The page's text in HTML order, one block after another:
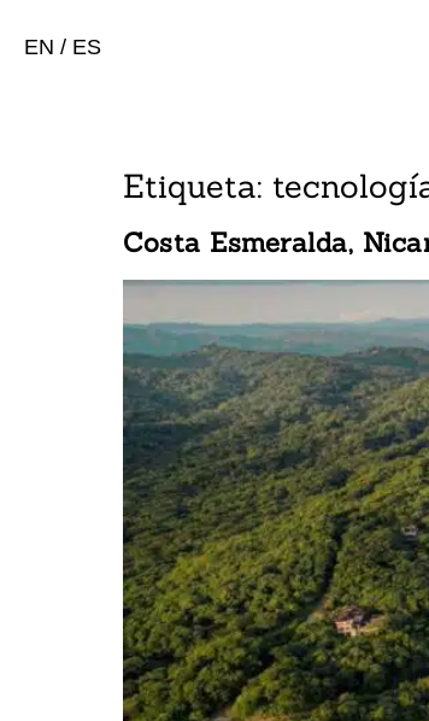
EN / ES
Etiqueta:
Costa Esmeralda,